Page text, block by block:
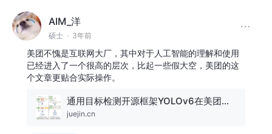
AIM_洋
硕士 · 3年前
美团不愧是互联网大厂，其中对于人工智能的理解和使用
已经进入了一个很高的层次，比起一些假大空，美团的这
个文章更贴合实际操作。
通用目标检测开源框架YOLOv6在美团的量化部署实战
juejin.cn